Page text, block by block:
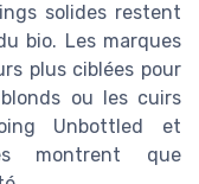
solides restent
bio. Les marques
plus ciblées pour
ou les cuirs
Unbottled et
montrent que